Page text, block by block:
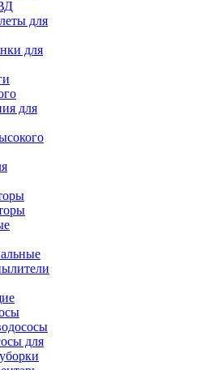
для
для
для
для